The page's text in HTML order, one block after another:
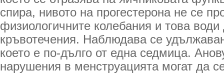
спира, нивото на прогестерона не се
физиологичните колебания и това
кръвотечения. Наблюдава се
което е по-дълго от една седмица.
нарушения в менструацията могат да